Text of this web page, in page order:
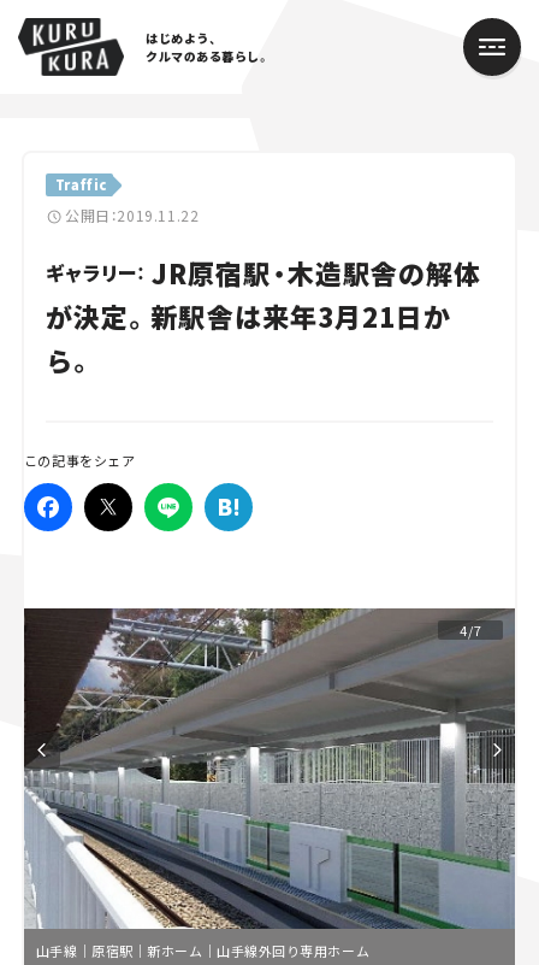
はじめよう、
クルマのある暮らし。
Traffic
公開日：2019.11.22
ギャラリー： JR原宿駅・木造駅舎の解体
が決定。新駅舎は来年3月21日か
ら。
この記事をシェア
4/7
山手線｜原宿駅｜新ホーム｜山手線外回り専用ホーム
Cars
Lifestyle
Traffic
Special
Campaign
人気のハッシュタグ